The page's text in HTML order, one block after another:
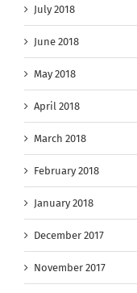
July 2018
June 2018
May 2018
April 2018
March 2018
February 2018
January 2018
December 2017
November 2017